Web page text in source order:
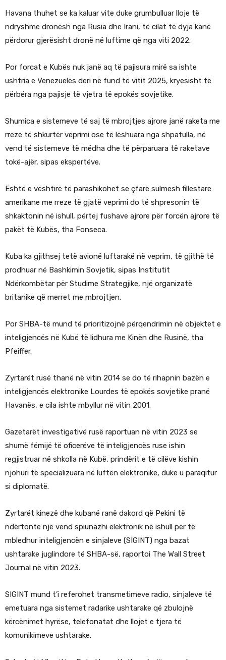
Havana thuhet se ka kaluar vite duke grumbulluar lloje të
ndryshme dronësh nga Rusia dhe Irani, të cilat të dyja kanë
përdorur gjerësisht dronë në luftime që nga viti 2022.
Por forcat e Kubës nuk janë aq të pajisura mirë sa ishte
ushtria e Venezuelës deri në fund të vitit 2025, kryesisht të
përbëra nga pajisje të vjetra të epokës sovjetike.
Shumica e sistemeve të saj të mbrojtjes ajrore janë raketa me
rreze të shkurtër veprimi ose të lëshuara nga shpatulla, në
vend të sistemeve të mëdha dhe të përparuara të raketave
tokë-ajër, sipas ekspertëve.
Është e vështirë të parashikohet se çfarë sulmesh fillestare
amerikane me rreze të gjatë veprimi do të shpresonin të
shkaktonin në ishull, përtej fushave ajrore për forcën ajrore të
pakët të Kubës, tha Fonseca.
Kuba ka gjithsej tetë avionë luftarakë në veprim, të gjithë të
prodhuar në Bashkimin Sovjetik, sipas Institutit
Ndërkombëtar për Studime Strategjike, një organizatë
britanike që merret me mbrojtjen.
Por SHBA-të mund të prioritizojnë përqendrimin në objektet e
inteligjencës në Kubë të lidhura me Kinën dhe Rusinë, tha
Pfeiffer.
Zyrtarët rusë thanë në vitin 2014 se do të rihapnin bazën e
inteligjencës elektronike Lourdes të epokës sovjetike pranë
Havanës, e cila ishte mbyllur në vitin 2001.
Gazetarët investigativë rusë raportuan në vitin 2023 se
shumë fëmijë të oficerëve të inteligjencës ruse ishin
regjistruar në shkolla në Kubë, prindërit e të cilëve kishin
njohuri të specializuara në luftën elektronike, duke u paraqitur
si diplomatë.
Zyrtarët kinezë dhe kubanë ranë dakord që Pekini të
ndërtonte një vend spiunazhi elektronik në ishull për të
mbledhur inteligjencën e sinjaleve (SIGINT) nga bazat
ushtarake juglindore të SHBA-së, raportoi The Wall Street
Journal në vitin 2023.
SIGINT mund t’i referohet transmetimeve radio, sinjaleve të
emetuara nga sistemet radarike ushtarake që zbulojnë
kërcënimet hyrëse, telefonatat dhe llojet e tjera të
komunikimeve ushtarake.